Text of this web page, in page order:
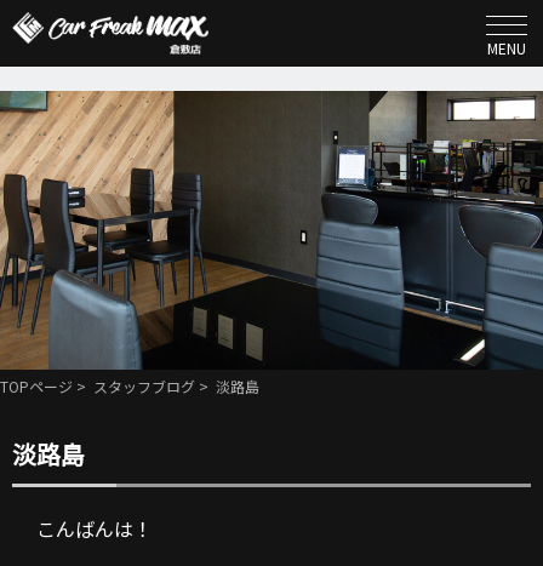
MENU
TOPページ > スタッフブログ > 淡路島
淡路島
こんばんは！